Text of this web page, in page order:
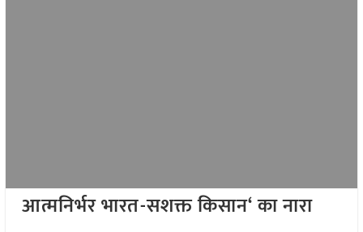
आत्मनिर्भर भारत-सशक्त किसान‘ का नारा